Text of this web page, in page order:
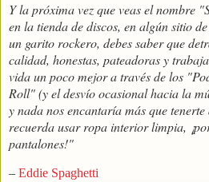
Y la próxima vez que veas el nombre
en la tienda de discos, en algún sitio
un garito rockero, debes saber que
calidad, honestas, pateadoras y
vida un poco mejor a través de los
Roll" (y el desvío ocasional hacia la
y nada nos encantaría más que
recuerda usar ropa interior limpia,
pantalones!"
– Eddie Spaghetti